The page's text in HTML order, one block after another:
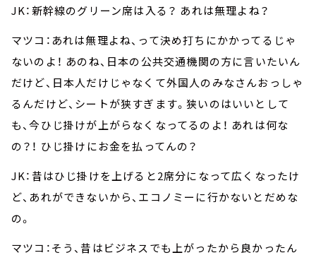
JK：新幹線のグリーン席は入る？ あれは無理よね？
マツコ：あれは無理よね、って決め打ちにかかってるじゃ
ないのよ！ あのね、日本の公共交通機関の方に言いたいん
だけど、日本人だけじゃなくて外国人のみなさんおっしゃ
るんだけど、シートが狭すぎます。狭いのはいいとして
も、今ひじ掛けが上がらなくなってるのよ！ あれは何な
の？！ ひじ掛けにお金を払ってんの？
JK：昔はひじ掛けを上げると2席分になって広くなったけ
ど、あれができないから、エコノミーに行かないとだめな
の。
マツコ：そう、昔はビジネスでも上がったから良かったん